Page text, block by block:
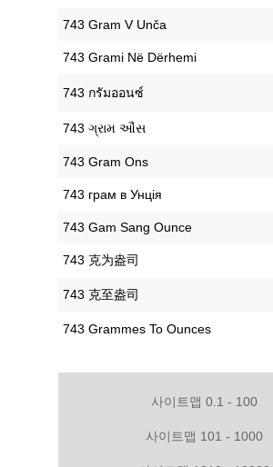
‎743 Gram V Unča
‎743 Grami Në Dërhemi
‎743 กรัมออนซ์
‎743 ગ્રામ ઔંસ
‎743 Gram Ons
‎743 грам в Унція
‎743 Gam Sang Ounce
‎743 克为盎司
‎743 克至盎司
‎743 Grammes To Ounces
사이트맵 0.1 - 100
사이트맵 101 - 1000